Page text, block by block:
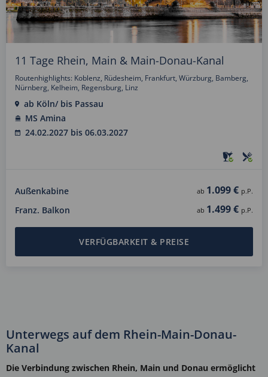
11 Tage Rhein, Main & Main-Donau-Kanal
Routenhighlights: Koblenz, Rüdesheim, Frankfurt, Würzburg, Bamberg,
Nürnberg, Kelheim, Regensburg, Linz
ab Köln/ bis Passau
MS Amina
24.02.2027 bis 06.03.2027
Außenkabine ab 1.099 € p.P.
Franz. Balkon ab 1.499 € p.P.
VERFÜGBARKEIT & PREISE
Unterwegs auf dem Rhein-Main-Donau-
Kanal
Die Verbindung zwischen Rhein, Main und Donau ermöglicht